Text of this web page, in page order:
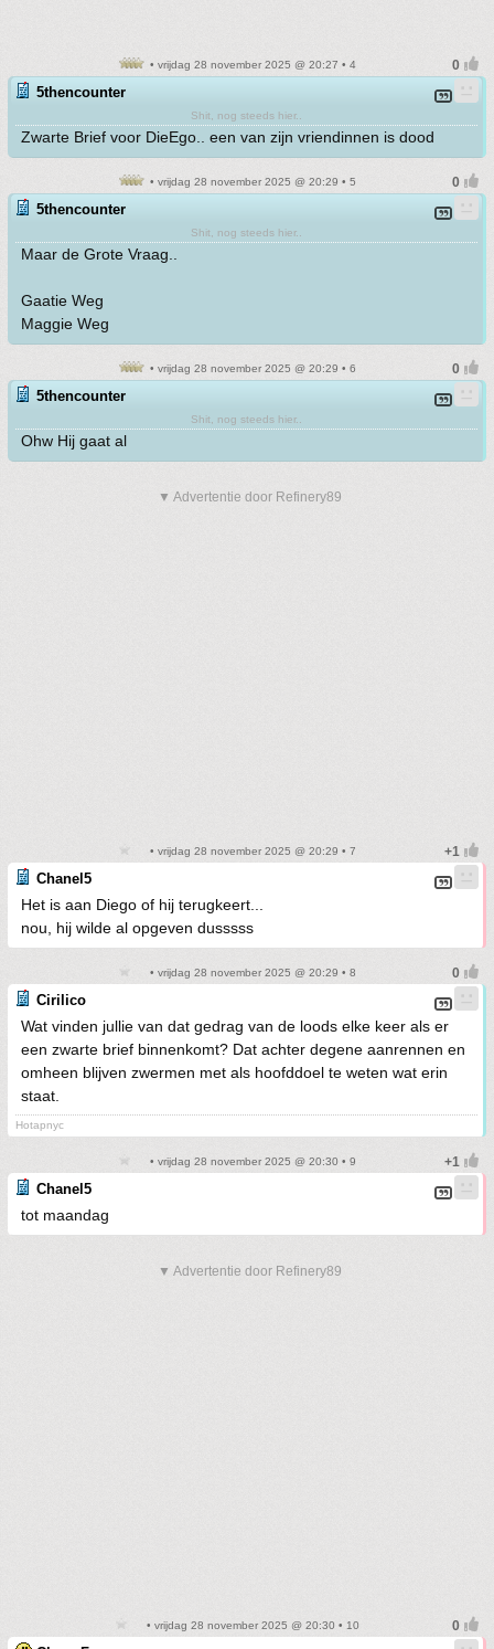
• vrijdag 28 november 2025 @ 20:27 • 4
5thencounter
Shit, nog steeds hier..
Zwarte Brief voor DieEgo.. een van zijn vriendinnen is dood
• vrijdag 28 november 2025 @ 20:29 • 5
5thencounter
Shit, nog steeds hier..
Maar de Grote Vraag..
Gaatie Weg
Maggie Weg
• vrijdag 28 november 2025 @ 20:29 • 6
5thencounter
Shit, nog steeds hier..
Ohw Hij gaat al
▼ Advertentie door Refinery89
• vrijdag 28 november 2025 @ 20:29 • 7
Chanel5
Het is aan Diego of hij terugkeert...
nou, hij wilde al opgeven dusssss
• vrijdag 28 november 2025 @ 20:29 • 8
Cirilico
Wat vinden jullie van dat gedrag van de loods elke keer als er
een zwarte brief binnenkomt? Dat achter degene aanrennen en
omheen blijven zwermen met als hoofddoel te weten wat erin
staat.
Hotapnyc
• vrijdag 28 november 2025 @ 20:30 • 9
Chanel5
tot maandag
▼ Advertentie door Refinery89
• vrijdag 28 november 2025 @ 20:30 • 10